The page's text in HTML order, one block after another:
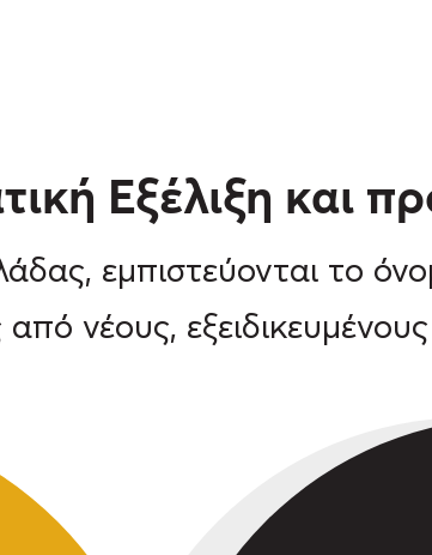
Εξέλιξη και
εμπιστεύονται το
νέους,